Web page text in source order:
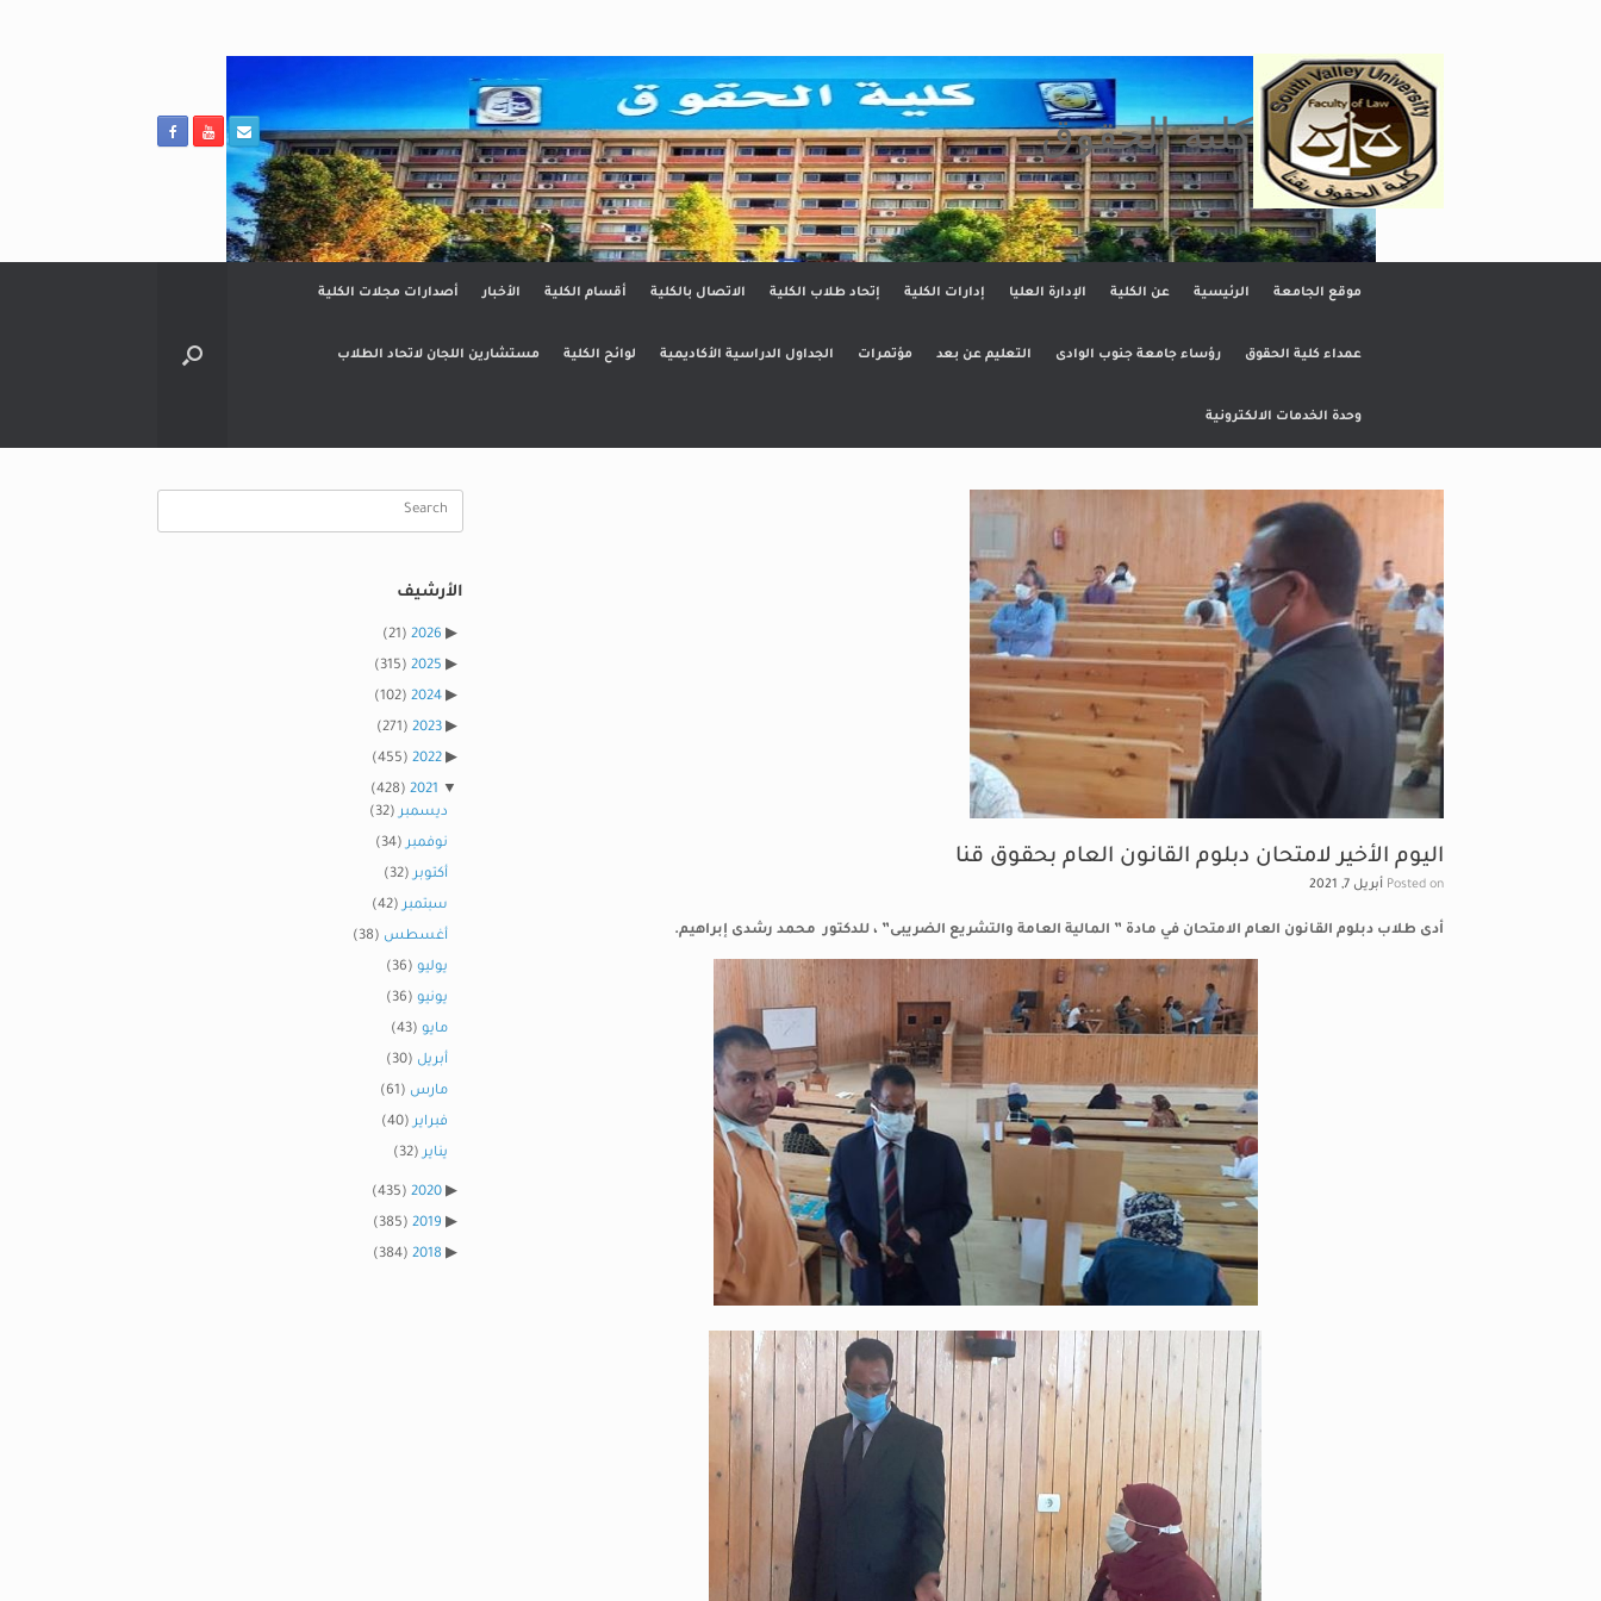
كلية الحقوق
موقع الجامعة الرئيسية عن الكلية الإدارة العليا إدارات الكلية إتحاد طلاب الكلية الاتصال بالكلية أقسام الكلية الأخبار أصدارات مجلات الكلية
عمداء كلية الحقوق رؤساء جامعة جنوب الوادى التعليم عن بعد مؤتمرات الجداول الدراسية الأكاديمية لوائح الكلية مستشارين اللجان لاتحاد الطلاب
وحدة الخدمات الالكترونية
اليوم الأخير لامتحان دبلوم القانون العام بحقوق قنا
Posted on أبريل 7, 2021
أدى طلاب دبلوم القانون العام الامتحان في مادة ” المالية العامة والتشريع الضريبى” ، للدكتور محمد رشدى إبراهيم.
Search
الأرشيف
2026
(21)
2025
(315)
2024
(102)
2023
(271)
2022
(455)
2021
(428)
ديسمبر(32)
نوفمبر(34)
أكتوبر(32)
سبتمبر(42)
أغسطس (38)
يوليو (36)
يونيو (36)
مايو (43)
أبريل (30)
مارس (61)
فبراير(40)
يناير(32)
2020
(435)
2019
(385)
2018
(384)